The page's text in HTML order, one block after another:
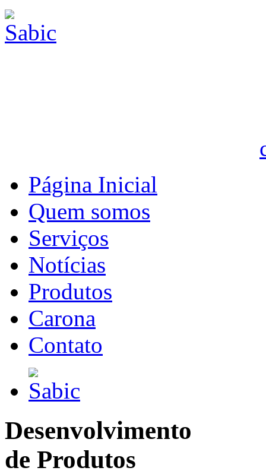
Página Inicial
Quem somos
Serviços
Notícias
Produtos
Carona
Contato
Desenvolvimento
de Produtos